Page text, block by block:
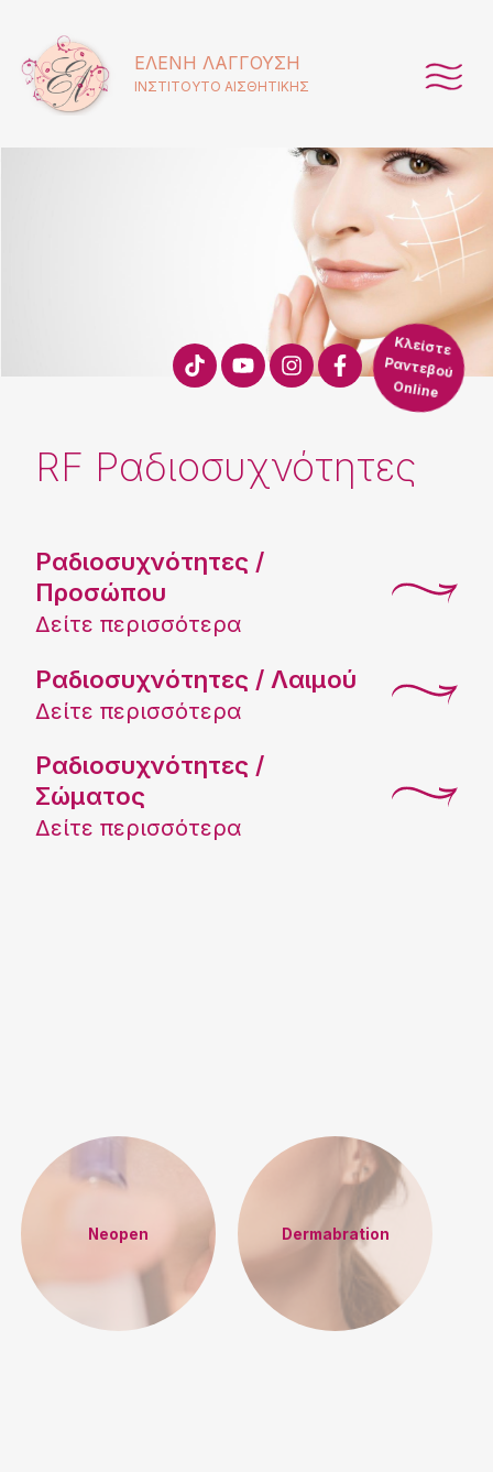
ΕΛΈΝΗ ΛΑΓΓΟΎΣΗ
ΙΝΣΤΙΤΟΥΤΟ ΑΙΣΘΗΤΙΚΗΣ
Κλείστε
Ραντεβού
Online
RF Ραδιοσυχνότητες
Ραδιοσυχνότητες /
Προσώπου
Δείτε περισσότερα
Ραδιοσυχνότητες / Λαιμού
Δείτε περισσότερα
Ραδιοσυχνότητες /
Σώματος
Δείτε περισσότερα
Neopen Dermabration